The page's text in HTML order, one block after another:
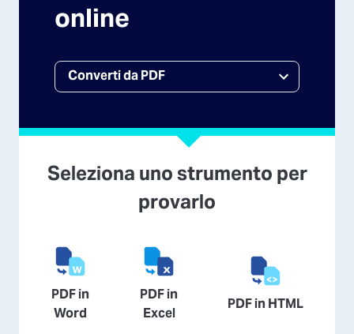
online
Seleziona uno strumento per
provarlo
PDF in
Word
PDF in
Excel
PDF in HTML